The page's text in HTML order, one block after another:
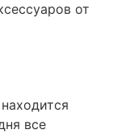
от
все